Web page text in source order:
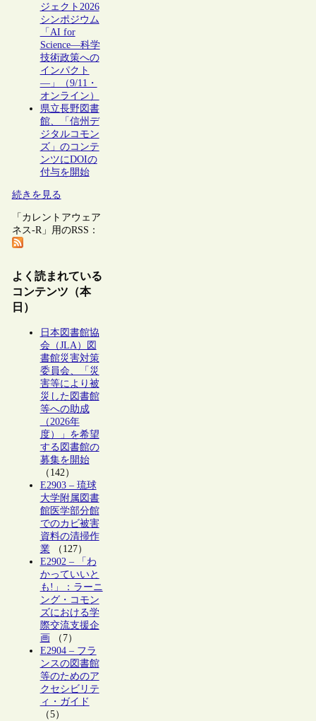
ジェクト2026
シンポジウム
「AI for
Science―科学
技術政策への
インパクト
―」（9/11・
オンライン）
県立長野図書
館、「信州デ
ジタルコモン
ズ」のコンテ
ンツにDOIの
付与を開始
続きを見る
「カレントアウェア
ネス-R」用のRSS：
よく読まれている
コンテンツ（本
日）
日本図書館協
会（JLA）図
書館災害対策
委員会、「災
害等により被
災した図書館
等への助成
（2026年
度）」を希望
する図書館の
募集を開始
（142）
E2903 – 琉球
大学附属図書
館医学部分館
でのカビ被害
資料の清掃作
業（127）
E2902 – 「わ
かっていいと
も!」：ラーニ
ング・コモン
ズにおける学
際交流支援企
画 （7）
E2904 – フラ
ンスの図書館
等のためのア
クセシビリテ
ィ・ガイド
（5）